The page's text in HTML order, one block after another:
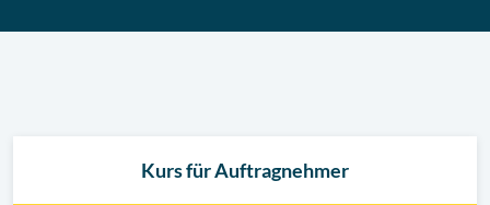
Kurs für Auftragnehmer